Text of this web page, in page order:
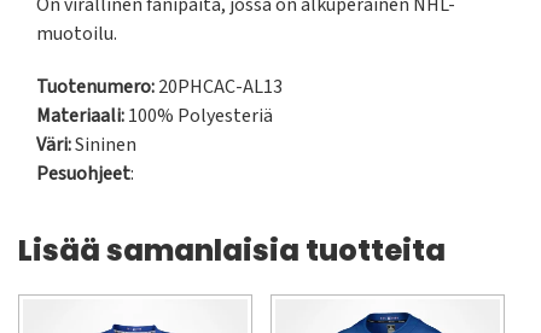
muotoilu.
Tuotenumero:20PHCAC-AL13
Materiaali:100% Polyesteriä
Väri:Sininen
Pesuohjeet:
Lisää samanlaisia tuotteita